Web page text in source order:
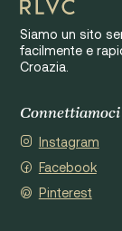
Siamo un sito
facilmente e
Croazia.
Connettiamoci
Instagram
Facebook
Pinterest